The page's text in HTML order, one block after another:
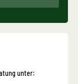
unter: